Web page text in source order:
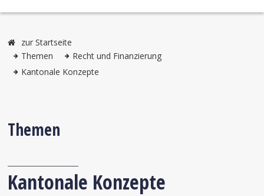
zur Startseite
Themen
Recht und Finanzierung
Kantonale Konzepte
Themen
Kantonale Konzepte